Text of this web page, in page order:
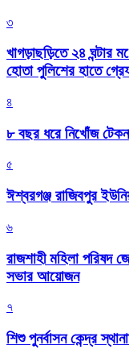
৩
খাগড়াছড়িতে ২৪ ঘন্টার
হোতা পুলিশের হাতে
৪
৮ বছর ধরে নিখোঁজ
৫
ঈশ্বরগঞ্জ রাজিবপুর
৬
রাজশাহী মহিলা পরিষদ
সভার আয়োজন
৭
শিশু পুনর্বাসন কেন্দ্র